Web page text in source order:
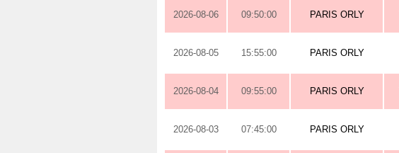
2026-08-06 09:50:00 PARIS ORLY
2026-08-05 15:55:00 PARIS ORLY
2026-08-04 09:55:00 PARIS ORLY
2026-08-03 07:45:00 PARIS ORLY